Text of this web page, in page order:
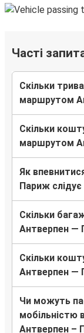
Часті
Скільки
маршрутом
Скільки
маршрутом
Як
Париж слідує
Скільки
Антверпен —
Скільки
Антверпен —
Чи можуть
мобільністю
Антверпен –